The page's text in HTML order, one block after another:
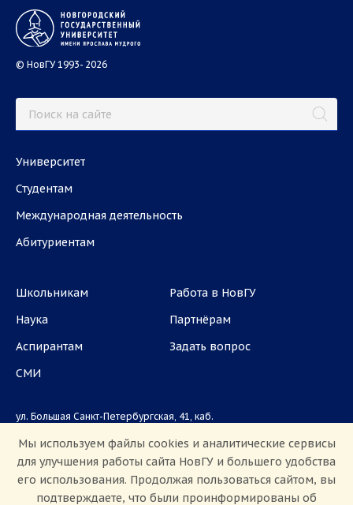
© НовГУ 1993- 2026
Университет
Студентам
Международная деятельность
Абитуриентам
Школьникам
Наука
Аспирантам
СМИ
Работа в НовГУ
Партнёрам
Задать вопрос
ул. Большая Санкт-Петербургская, 41, каб.
Приемная комиссия: +7(8162)33-20-44
Мы используем файлы cookies и аналитические сервисы
для улучшения работы сайта НовГУ и большего удобства
его использования. Продолжая пользоваться сайтом, вы
подтверждаете, что были проинформированы об